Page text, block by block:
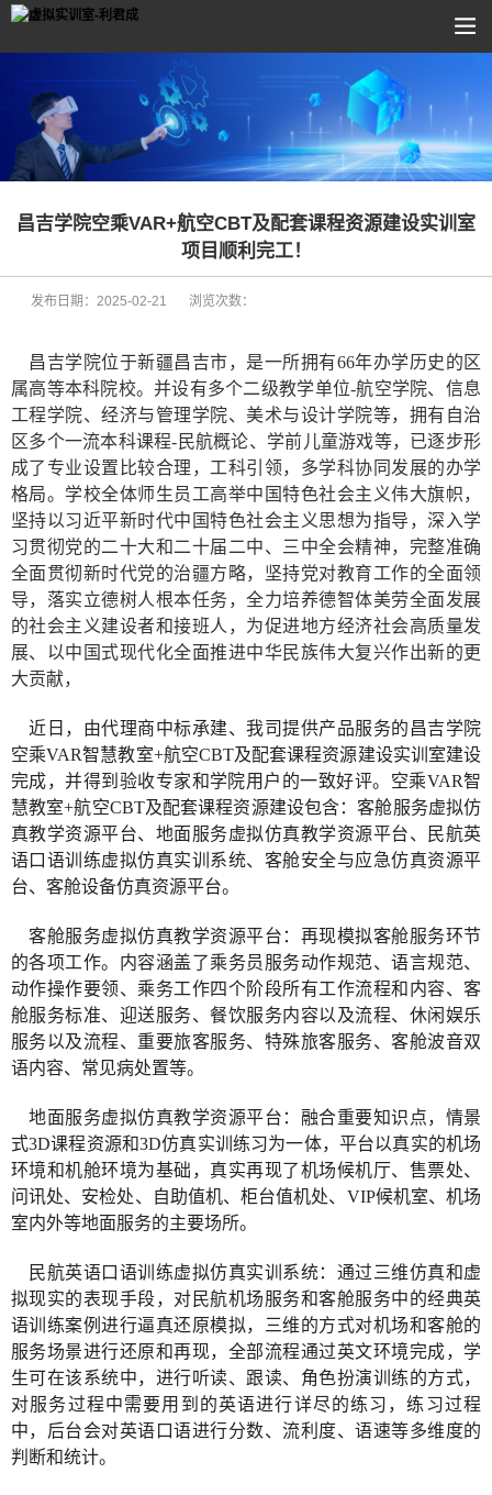
昌吉学院空乘VAR+航空CBT及配套课程资源建设实训室
项目顺利完工！
发布日期： 2025-02-21 浏览次数：
昌吉学院位于新疆昌吉市，是一所拥有66年办学历史的区
属高等本科院校。并设有多个二级教学单位-航空学院、信息
工程学院、经济与管理学院、美术与设计学院等，拥有自治
区多个一流本科课程-民航概论、学前儿童游戏等，已逐步形
成了专业设置比较合理，工科引领，多学科协同发展的办学
格局。学校全体师生员工高举中国特色社会主义伟大旗帜，
坚持以习近平新时代中国特色社会主义思想为指导，深入学
习贯彻党的二十大和二十届二中、三中全会精神，完整准确
全面贯彻新时代党的治疆方略，坚持党对教育工作的全面领
导，落实立德树人根本任务，全力培养德智体美劳全面发展
的社会主义建设者和接班人，为促进地方经济社会高质量发
展、以中国式现代化全面推进中华民族伟大复兴作出新的更
大贡献，
近日，由代理商中标承建、我司提供产品服务的昌吉学院
空乘VAR智慧教室+航空CBT及配套课程资源建设实训室建设
完成，并得到验收专家和学院用户的一致好评。空乘VAR智
慧教室+航空CBT及配套课程资源建设包含：客舱服务虚拟仿
真教学资源平台、地面服务虚拟仿真教学资源平台、民航英
语口语训练虚拟仿真实训系统、客舱安全与应急仿真资源平
台、客舱设备仿真资源平台。
客舱服务虚拟仿真教学资源平台：再现模拟客舱服务环节
的各项工作。内容涵盖了乘务员服务动作规范、语言规范、
动作操作要领、乘务工作四个阶段所有工作流程和内容、客
舱服务标准、迎送服务、餐饮服务内容以及流程、休闲娱乐
服务以及流程、重要旅客服务、特殊旅客服务、客舱波音双
语内容、常见病处置等。
地面服务虚拟仿真教学资源平台：融合重要知识点，情景
式3D课程资源和3D仿真实训练习为一体，平台以真实的机场
环境和机舱环境为基础，真实再现了机场候机厅、售票处、
问讯处、安检处、自助值机、柜台值机处、VIP候机室、机场
室内外等地面服务的主要场所。
民航英语口语训练虚拟仿真实训系统：通过三维仿真和虚
拟现实的表现手段，对民航机场服务和客舱服务中的经典英
语训练案例进行逼真还原模拟，三维的方式对机场和客舱的
服务场景进行还原和再现，全部流程通过英文环境完成，学
生可在该系统中，进行听读、跟读、角色扮演训练的方式，
对服务过程中需要用到的英语进行详尽的练习，练习过程
中，后台会对英语口语进行分数、流利度、语速等多维度的
判断和统计。